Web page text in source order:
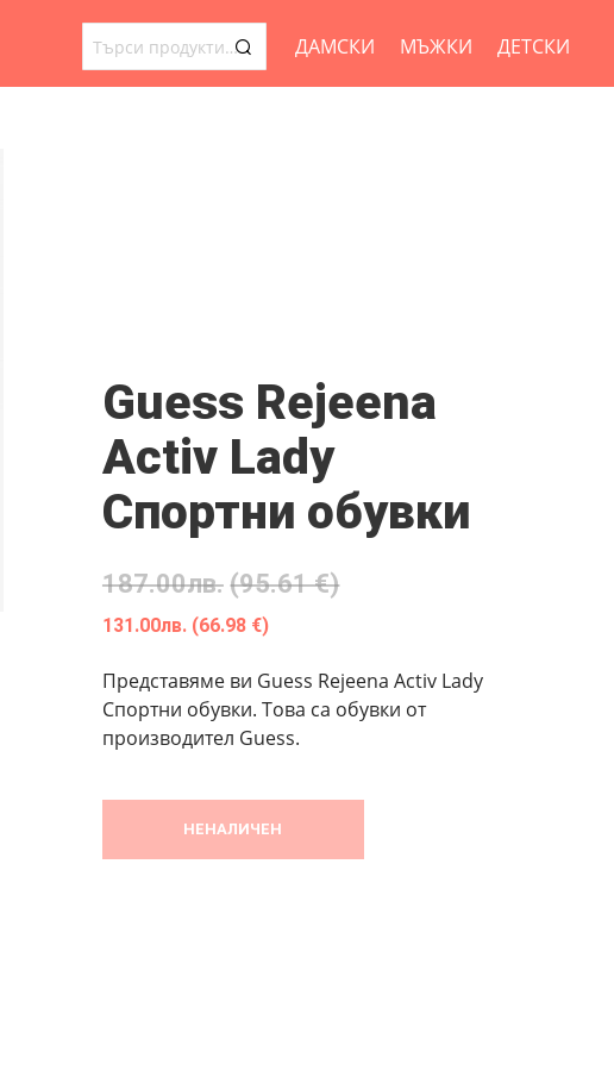
ТЪРСЕНЕ
ДАМСКИ МЪЖКИ ДЕТСКИ
Guess Rejeena
Activ Lady
Спортни обувки
187.00лв. (95.61 €)
131.00лв. (66.98 €)
Представяме ви Guess Rejeena Activ Lady
Спортни обувки. Това са обувки от
производител Guess.
НЕНАЛИЧЕН